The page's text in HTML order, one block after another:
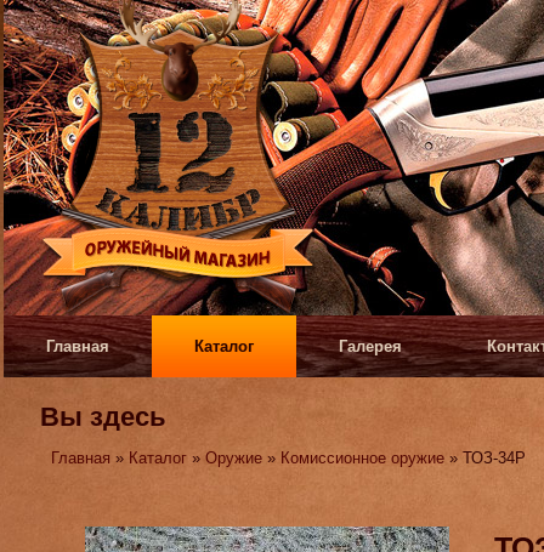
Главная Каталог Галерея
Вы здесь
Главная » Каталог »Оружие » Комиссионное оружие » ТОЗ-34Р